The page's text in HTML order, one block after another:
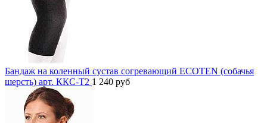
Бандаж на коленный сустав согревающий ECOTEN (собачья
шерсть) арт. ККС-Т2 1 240 руб